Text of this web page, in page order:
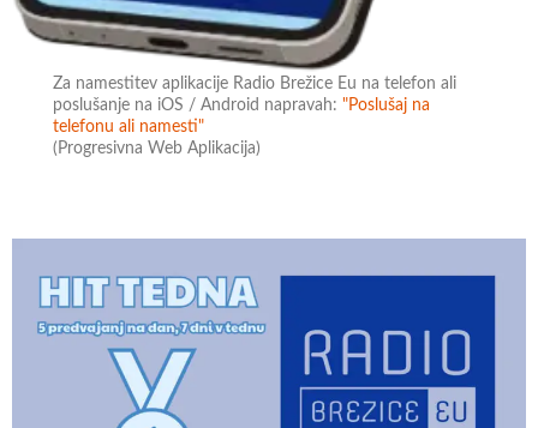
Za namestitev aplikacije Radio Brežice Eu na telefon ali
poslušanje na iOS / Android napravah:"Poslušaj na
telefonu ali namesti"
(Progresivna Web Aplikacija)